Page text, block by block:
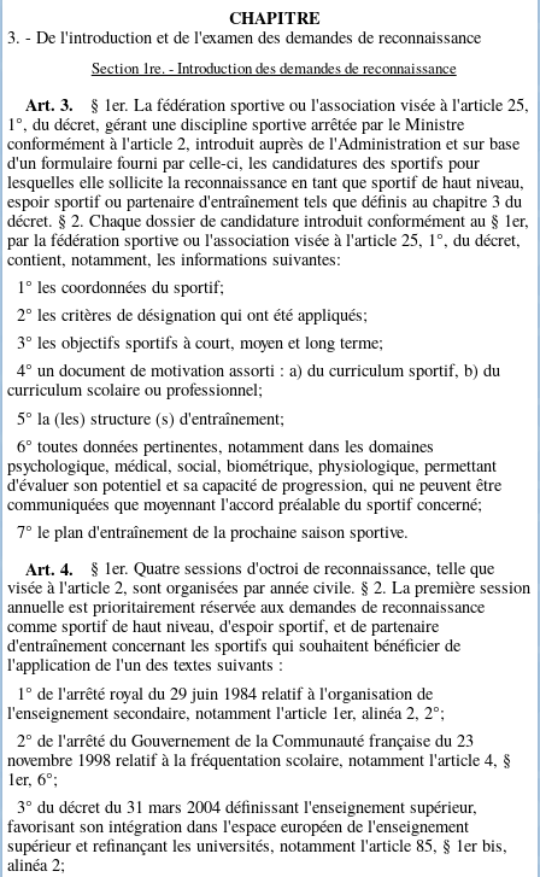
CHAPITRE
3. - De l'introduction et de l'examen des demandes de reconnaissance
Section 1re. - Introduction des demandes de reconnaissance
Art. 3.
§ 1er. La fédération sportive ou l'association visée à l'article 25,
1°, du décret, gérant une discipline sportive arrêtée par le Ministre
conformément à l'article 2, introduit auprès de l'Administration et sur base
d'un formulaire fourni par celle-ci, les candidatures des sportifs pour
lesquelles elle sollicite la reconnaissance en tant que sportif de haut niveau,
espoir sportif ou partenaire d'entraînement tels que définis au chapitre 3 du
décret. § 2. Chaque dossier de candidature introduit conformément au § 1er,
par la fédération sportive ou l'association visée à l'article 25, 1°, du décret,
contient, notamment, les informations suivantes:
1° les coordonnées du sportif;
2° les critères de désignation qui ont été appliqués;
3° les objectifs sportifs à court, moyen et long terme;
4° un document de motivation assorti : a) du curriculum sportif, b) du
curriculum scolaire ou professionnel;
5° la (les) structure (s) d'entraînement;
6° toutes données pertinentes, notamment dans les domaines
psychologique, médical, social, biométrique, physiologique, permettant
d'évaluer son potentiel et sa capacité de progression, qui ne peuvent être
communiquées que moyennant l'accord préalable du sportif concerné;
7° le plan d'entraînement de la prochaine saison sportive.
Art. 4.
§ 1er. Quatre sessions d'octroi de reconnaissance, telle que
visée à l'article 2, sont organisées par année civile. § 2. La première session
annuelle est prioritairement réservée aux demandes de reconnaissance
comme sportif de haut niveau, d'espoir sportif, et de partenaire
d'entraînement concernant les sportifs qui souhaitent bénéficier de
l'application de l'un des textes suivants :
1° de l'arrêté royal du 29 juin 1984 relatif à l'organisation de
l'enseignement secondaire, notamment l'article 1er, alinéa 2, 2°;
2° de l'arrêté du Gouvernement de la Communauté française du 23
novembre 1998 relatif à la fréquentation scolaire, notamment l'article 4, §
1er, 6°;
3° du décret du 31 mars 2004 définissant l'enseignement supérieur,
favorisant son intégration dans l'espace européen de l'enseignement
supérieur et refinançant les universités, notamment l'article 85, § 1er bis,
alinéa 2;